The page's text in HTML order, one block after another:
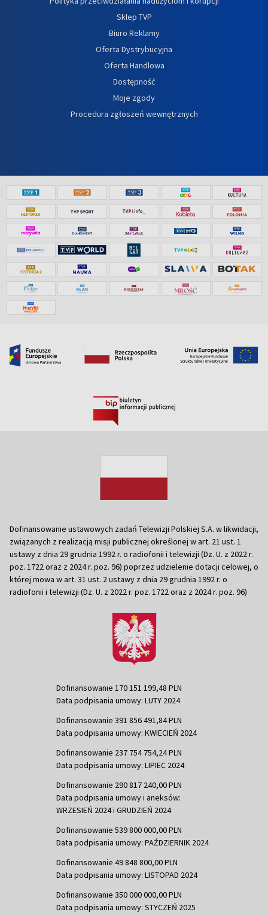
Sklep TVP
Biuro Reklamy
Oferta Dystrybucyjna
Oferta Handlowa
Dostępność
Moje zgody
Procedura zgłoszeń wewnętrznych
Dofinansowanie ustawowych zadań Telewizji Polskiej S.A. w likwidacji,
związanych z realizacją misji publicznej określonej w art. 21 ust. 1
ustawy z dnia 29 grudnia 1992 r. o radiofonii i telewizji (Dz. U. z 2022 r.
poz. 1722 oraz z 2024 r. poz. 96) poprzez udzielenie dotacji celowej, o
której mowa w art. 31 ust. 2 ustawy z dnia 29 grudnia 1992 r. o
radiofonii i telewizji (Dz. U. z 2022 r. poz. 1722 oraz z 2024 r. poz. 96)
Dofinansowanie 170 151 199,48 PLN
Data podpisania umowy: LUTY 2024
Dofinansowanie 391 856 491,84 PLN
Data podpisania umowy: KWIECIEŃ 2024
Dofinansowanie 237 754 754,24 PLN
Data podpisania umowy: LIPIEC 2024
Dofinansowanie 290 817 240,00 PLN
Data podpisania umowy i aneksów:
WRZESIEŃ 2024 i GRUDZIEŃ 2024
Dofinansowanie 539 800 000,00 PLN
Data podpisania umowy: PAŹDZIERNIK 2024
Dofinansowanie 49 848 800,00 PLN
Data podpisania umowy: LISTOPAD 2024
Dofinansowanie 350 000 000,00 PLN
Data podpisania umowy: STYCZEŃ 2025